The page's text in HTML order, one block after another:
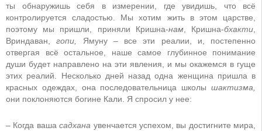
ты обнаружишь себя в измерении, где увидишь, что всё
контролируется сладостью. Мы хотим жить в этом царстве,
поэтому мы пришли, приняли Кришна-нам, Кришна-бхакти
Вриндаван,гопи, Ямуну – все эти реалии, и, постепенно
отвергая всё остальное, наше самое глубинное понимание
души будет направлено на эти явления, и мы окажемся в гуще
этих реалий. Несколько дней назад одна женщина пришла в
красных одеждах, она последовательница школы шактизма,
они поклоняются богине Кали. Я спросил у нее:
– Когда вашасадхана увенчается успехом, вы достигните мира,